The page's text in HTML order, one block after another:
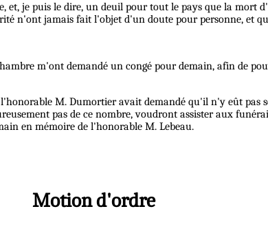
et, je puis le dire, un deuil pour tout le pays que la mort
n'ont jamais fait l'objet d'un doute pour personne, et
m'ont demandé un congé pour demain, afin de
M. Dumortier avait demandé qu'il n'y eût pas
pas de ce nombre, voudront assister aux
en mémoire de l'honorable M. Lebeau.
Motion d'ordre